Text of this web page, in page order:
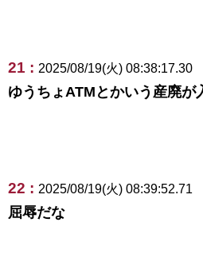
21 : 2025/08/19(火) 08:38:17.30
ゆうちょATMとかいう産廃が
22 : 2025/08/19(火) 08:39:52.71
屈辱だな